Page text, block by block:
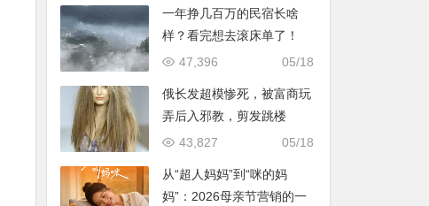
一年挣几百万的民宿长啥
样？看完想去滚床单了！
05/18
47,396
俄长发超模惨死，被富商玩
弄后入邪教，剪发跳楼
05/18
43,827
从“超人妈妈”到“咪的妈
妈”：2026母亲节营销的一